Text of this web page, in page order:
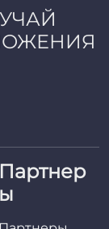
Партнер
ы